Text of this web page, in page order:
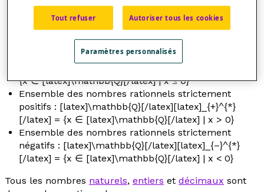
Ensemble des nombres rationnels positifs :
[latex]\mathbb{Q}[/latex][latex]_{+}[/latex] =
∈ [latex]\mathbb{Q}[/latex] |x≥ 0}
Ensemble des nombres rationnels négatifs :
{x∈ [latex]\mathbb{Q}[/latex] |x≤ 0}
Ensemble des nombres rationnels strictement
positifs : [latex]\mathbb{Q}[/latex][latex]_{+}^{*}
[/latex] = {x ∈ [latex]\mathbb{Q}[/latex] | x > 0}
Ensemble des nombres rationnels strictement
négatifs : [latex]\mathbb{Q}[/latex][latex]_{–}^{*}
[/latex] = {x ∈ [latex]\mathbb{Q}[/latex] | x < 0}
Tous les nombres naturels, entiers et décimaux sont
Tout refuser Autoriser tous les cookies
Paramètres personnalisés